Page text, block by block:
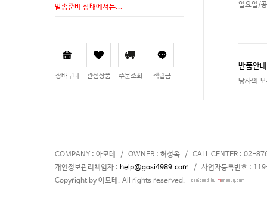
발송준비 상태에서는...
장바구니 관심상품 주문조회 적립금
일요일/
반품안
당사의
COMPANY : 아모테 / OWNER : 허성옥 / CALL CENTER : 02-
개인정보관리책임자 : help@gosi4989.com / 사업자등록번호 :
Copyright by 아모테. All rights reserved.